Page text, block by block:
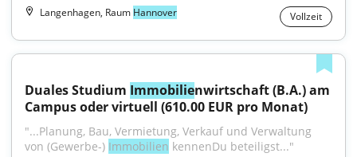
Langenhagen, Raum Hannover Vollzeit
Duales Studium Immobilienwirtschaft (B.A.) am
Campus oder virtuell (610.00 EUR pro Monat)
"...Planung, Bau, Vermietung, Verkauf und Verwaltung
von (Gewerbe-) Immobilien kennenDu beteiligst..."